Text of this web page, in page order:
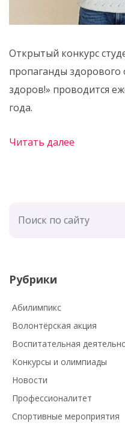
Открытый конкурс
пропаганды здорового
здоров!» проводится
года.
Читать далее
Рубрики
Абилимпикс
Волонтёрская акция
Воспитательная
Конкурсы и олимпиады
Новости
Профессионалитет
Спортивные мероприятия